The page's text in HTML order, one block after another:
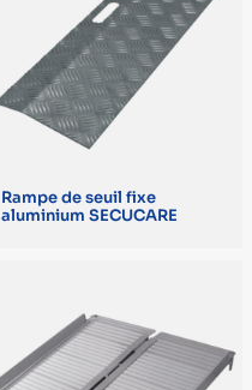
€
Rampe de seuil fixe
aluminium SECUCARE